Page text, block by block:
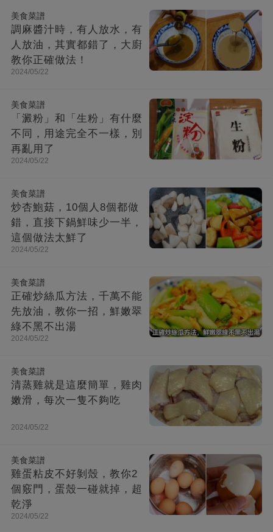
美食菜譜
調麻醬汁時，有人放水，有
人放油，其實都錯了，大廚
教你正確做法！
2024/05/22
美食菜譜
「澱粉」和「生粉」有什麼
不同，用途完全不一樣，別
再亂用了
2024/05/22
美食菜譜
炒杏鮑菇，10個人8個都做
錯，直接下鍋鮮味少一半，
這個做法太鮮了
2024/05/22
美食菜譜
正確炒絲瓜方法，千萬不能
先放油，教你一招，鮮嫩翠
綠不黑不出湯
2024/05/22
美食菜譜
清蒸雞就是這麼簡單，雞肉
嫩滑，每次一隻不夠吃
2024/05/22
美食菜譜
雞蛋粘皮不好剝殼，教你2
個竅門，蛋殼一碰就掉，超
乾淨
2024/05/22